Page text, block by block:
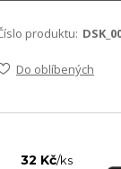
produktu:
Do oblíbených
32 Kč/ks